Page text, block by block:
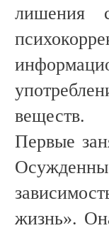
лишения
веществ.
Первые
жизнь».